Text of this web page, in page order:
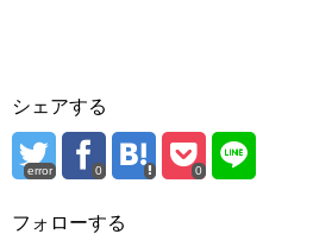
シェアする
error 0 0
フォローする